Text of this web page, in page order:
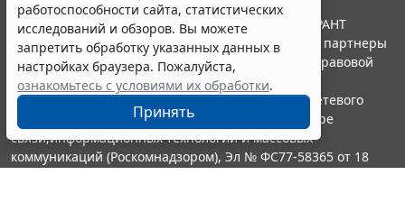
работоспособности сайта, статистических
исследований и обзоров. Вы можете
запретить обработку указанных данных в
настройках браузера. Пожалуйста,
ознакомьтесь с условиями их обработки.
Принять
© ООО "НПП "ГАРАНТ-СЕРВИС", 2026. Система ГАРАНТ
выпускается с 1990 года. Компания "Гарант" и ее партнеры
являются участниками Российской ассоциации правовой
информации ГАРАНТ.
Портал ГАРАНТ.РУ зарегистрирован в качестве сетевого
издания Федеральной службой по надзору в сфере
связи,информационных технологий и массовых
коммуникаций (Роскомнадзором), Эл № ФС77-58365 от 18